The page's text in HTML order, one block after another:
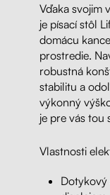
Vďaka svojim
je písací stôl
domácu
prostredie.
robustná
stabilitu a
výkonný
je pre vás tou
Vlastnosti
Dotykový